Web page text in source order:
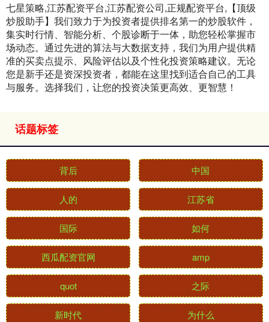
七星策略,江苏配资平台,江苏配资公司,正规配资平台,【顶级
炒股助手】我们致力于为投资者提供排名第一的炒股软件，
集实时行情、智能分析、个股诊断于一体，助您轻松掌握市
场动态。通过先进的算法与大数据支持，我们为用户提供精
准的买卖点提示、风险评估以及个性化投资策略建议。无论
您是新手还是资深投资者，都能在这里找到适合自己的工具
与服务。选择我们，让您的投资决策更高效、更智慧！
话题标签
背后 中国
人的 江苏省
国际 如何
西瓜配资官网 amp
quot 之际
新时代 为什么